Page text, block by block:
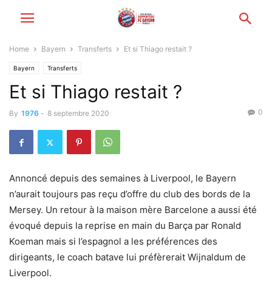
Home Bayern Transferts Et si Thiago restait ?
Bayern Transferts
Et si Thiago restait ?
By 1976 - 8 septembre 2020 0
Annoncé depuis des semaines à Liverpool, le Bayern
n’aurait toujours pas reçu d’offre du club des bords de la
Mersey. Un retour à la maison mère Barcelone a aussi été
évoqué depuis la reprise en main du Barça par Ronald
Koeman mais si l’espagnol a les préférences des
dirigeants, le coach batave lui préfèrerait Wijnaldum de
Liverpool.